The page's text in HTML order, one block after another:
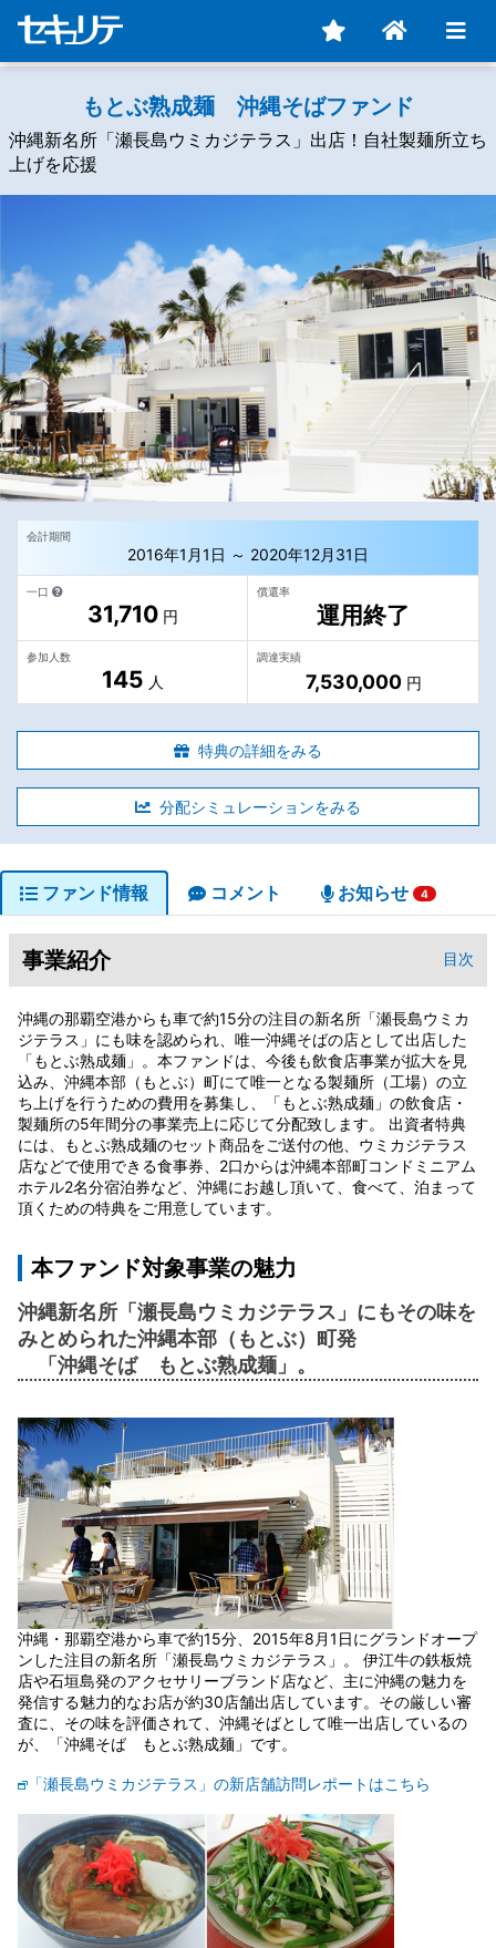
もとぶ熟成麺 沖縄そばファンド
沖縄新名所「瀬長島ウミカジテラス」出店！自社製麺所立ち
上げを応援
会計期間
2016年1月1日 ～ 2020年12月31日
一口
31,710円
償還率
運用終了
参加人数
145 人
調達実績
7,530,000円
特典の詳細をみる
分配シミュレーションをみる
ファンド情報 コメント お知らせ 4
事業紹介 目次
沖縄の那覇空港からも車で約15分の注目の新名所「瀬長島ウミカ
ジテラス」にも味を認められ、唯一沖縄そばの店として出店した
「もとぶ熟成麺」。本ファンドは、今後も飲食店事業が拡大を見
込み、沖縄本部（もとぶ）町にて唯一となる製麺所（工場）の立
ち上げを行うための費用を募集し、「もとぶ熟成麺」の飲食店・
製麺所の5年間分の事業売上に応じて分配致します。 出資者特典
には、もとぶ熟成麺のセット商品をご送付の他、ウミカジテラス
店などで使用できる食事券、2口からは沖縄本部町コンドミニアム
ホテル2名分宿泊券など、沖縄にお越し頂いて、食べて、泊まって
頂くための特典をご用意しています。
本ファンド対象事業の魅力
沖縄新名所「瀬長島ウミカジテラス」にもその味を
みとめられた沖縄本部（もとぶ）町発
「沖縄そば もとぶ熟成麺」。
沖縄・那覇空港から車で約15分、2015年8月1日にグランドオープ
ンした注目の新名所「瀬長島ウミカジテラス」。 伊江牛の鉄板焼
店や石垣島発のアクセサリーブランド店など、主に沖縄の魅力を
発信する魅力的なお店が約30店舗出店しています。その厳しい審
査に、その味を評価されて、沖縄そばとして唯一出店しているの
が、「沖縄そば もとぶ熟成麺」です。
「瀬長島ウミカジテラス」の新店舗訪問レポートはこちら